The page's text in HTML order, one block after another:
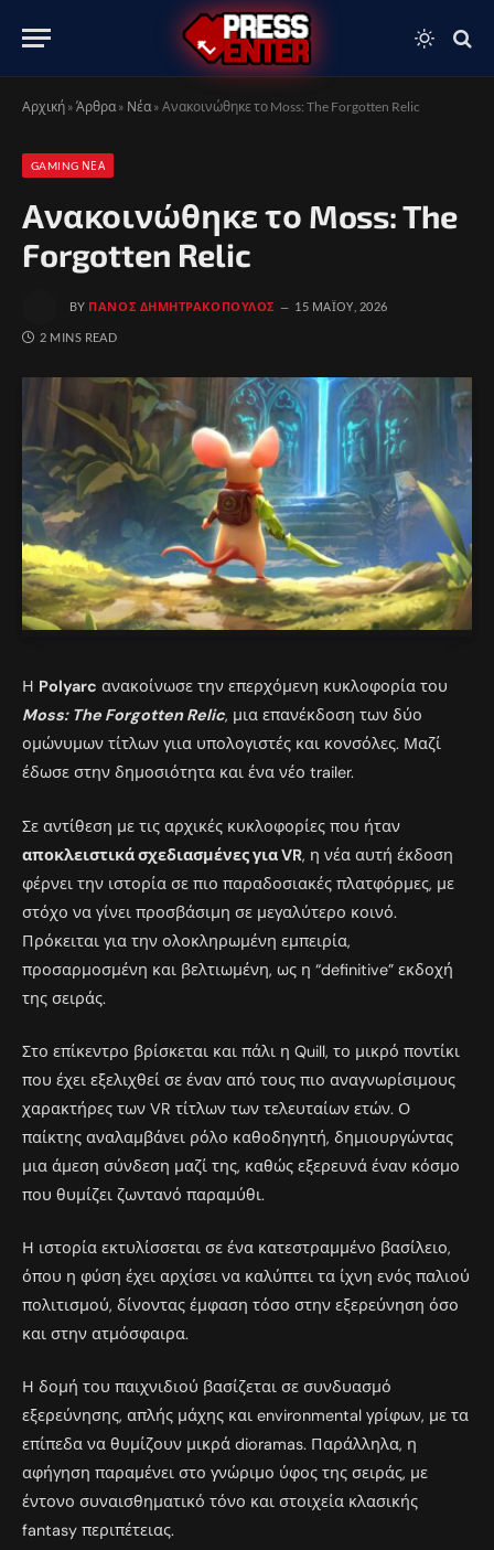
Αρχική » Άρθρα » Νέα » Ανακοινώθηκε το Moss: The Forgotten Relic
GAMING ΝΈΑ
Ανακοινώθηκε το Moss: The
Forgotten Relic
BY ΠΆΝΟΣ ΔΗΜΗΤΡΑΚΌΠΟΥΛΟΣ 15 ΜΑΪ́ΟΥ, 2026
2 MINS READ
Η Polyarc ανακοίνωσε την επερχόμενη κυκλοφορία του
Moss: The Forgotten Relic, μια επανέκδοση των δύο
ομώνυμων τίτλων γιια υπολογιστές και κονσόλες. Μαζί
έδωσε στην δημοσιότητα και ένα νέο trailer.
Σε αντίθεση με τις αρχικές κυκλοφορίες που ήταν
αποκλειστικά σχεδιασμένες για VR, η νέα αυτή έκδοση
φέρνει την ιστορία σε πιο παραδοσιακές πλατφόρμες, με
στόχο να γίνει προσβάσιμη σε μεγαλύτερο κοινό.
Πρόκειται για την ολοκληρωμένη εμπειρία,
προσαρμοσμένη και βελτιωμένη, ως η “definitive” εκδοχή
της σειράς.
Στο επίκεντρο βρίσκεται και πάλι η Quill, το μικρό ποντίκι
που έχει εξελιχθεί σε έναν από τους πιο αναγνωρίσιμους
χαρακτήρες των VR τίτλων των τελευταίων ετών. Ο
παίκτης αναλαμβάνει ρόλο καθοδηγητή, δημιουργώντας
μια άμεση σύνδεση μαζί της, καθώς εξερευνά έναν κόσμο
που θυμίζει ζωντανό παραμύθι.
Η ιστορία εκτυλίσσεται σε ένα κατεστραμμένο βασίλειο,
όπου η φύση έχει αρχίσει να καλύπτει τα ίχνη ενός παλιού
πολιτισμού, δίνοντας έμφαση τόσο στην εξερεύνηση όσο
και στην ατμόσφαιρα.
Η δομή του παιχνιδιού βασίζεται σε συνδυασμό
εξερεύνησης, απλής μάχης και environmental γρίφων, με τα
επίπεδα να θυμίζουν μικρά dioramas. Παράλληλα, η
αφήγηση παραμένει στο γνώριμο ύφος της σειράς, με
έντονο συναισθηματικό τόνο και στοιχεία κλασικής
fantasy περιπέτειας.